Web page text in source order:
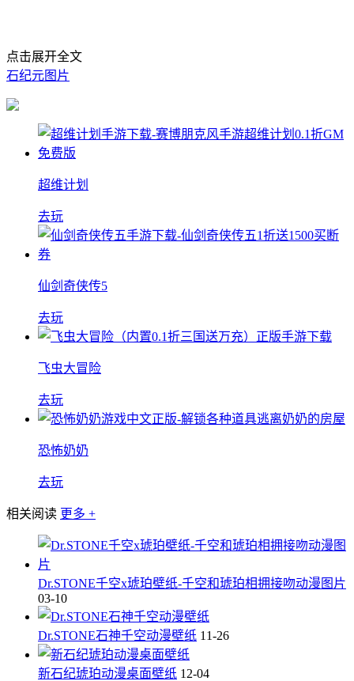
点击展开全文
石纪元图片
超维计划
去玩
仙剑奇侠传5
去玩
飞虫大冒险
去玩
恐怖奶奶
去玩
相关阅读 更多 +
Dr.STONE千空x琥珀壁纸-千空和琥珀相拥接吻动漫图片
03-10
Dr.STONE石神千空动漫壁纸 11-26
新石纪琥珀动漫桌面壁纸 12-04